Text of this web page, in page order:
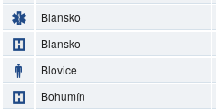
Blansko
Blansko
Blovice
Bohumín